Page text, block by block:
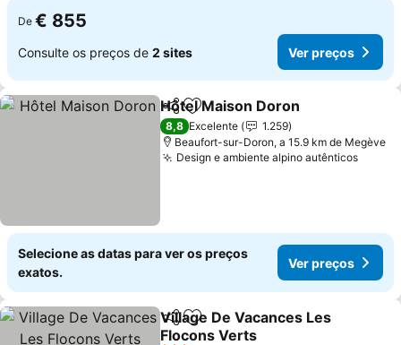
De € 855
Consulte os preços de 2 sites Ver preços
PartilharAdicionar aos favoritos
Hôtel Maison Doron
8,8 Excelente
1.259
Beaufort-sur-Doron, a 15.9 km de Megève
Design e ambiente alpino autênticos
Selecione as datas para ver os preços
exatos.
Ver preços
PartilharAdicionar aos favoritos
Village De Vacances Les
Flocons Verts